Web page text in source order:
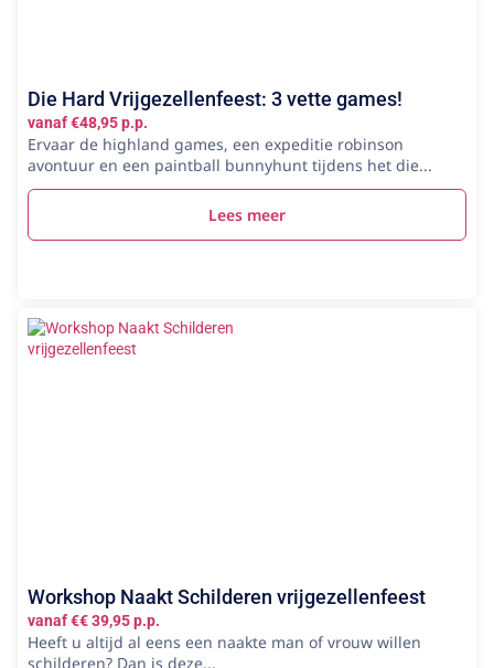
Die Hard Vrijgezellenfeest: 3 vette games!
vanaf €48,95 p.p.
Ervaar de highland games, een expeditie robinson
avontuur en een paintball bunnyhunt tijdens het die...
Lees meer
Workshop Naakt Schilderen vrijgezellenfeest
vanaf €€ 39,95 p.p.
Heeft u altijd al eens een naakte man of vrouw willen
schilderen? Dan is deze...